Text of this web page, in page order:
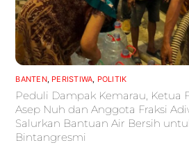
BANTEN, PERISTIWA POLITIK
Peduli Dampak Kemarau, Ketua
Asep Nuh dan Anggota Fraksi
Salurkan Bantuan Air Bersih
Bintangresmi